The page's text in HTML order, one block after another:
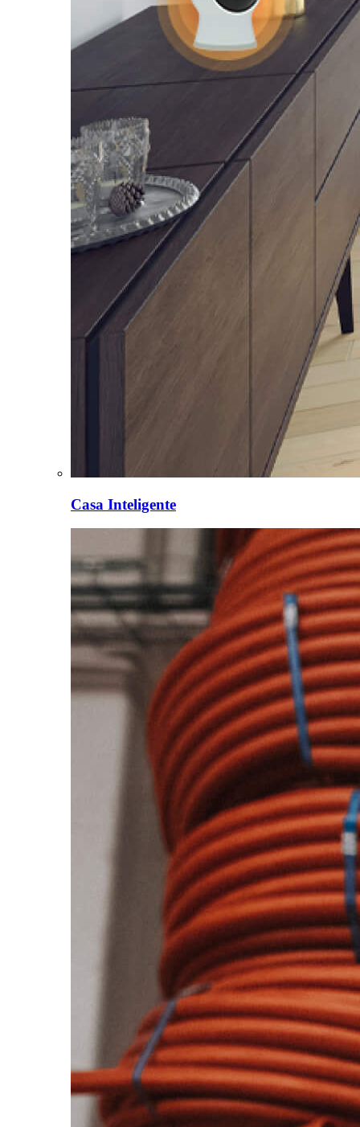
Casa Inteligente